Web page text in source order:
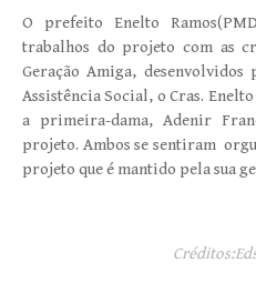
O prefeito Enelto
trabalhos do projeto com as
Geração Amiga,
Assistência Social, o Cras.
a primeira-dama, Adenir
projeto. Ambos se sentiram
projeto que é mantido pela sua